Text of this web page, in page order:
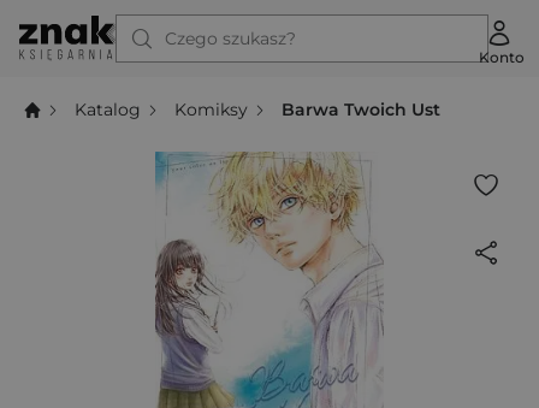
Czego szukasz?
Konto
Katalog Komiksy Barwa Twoich Ust